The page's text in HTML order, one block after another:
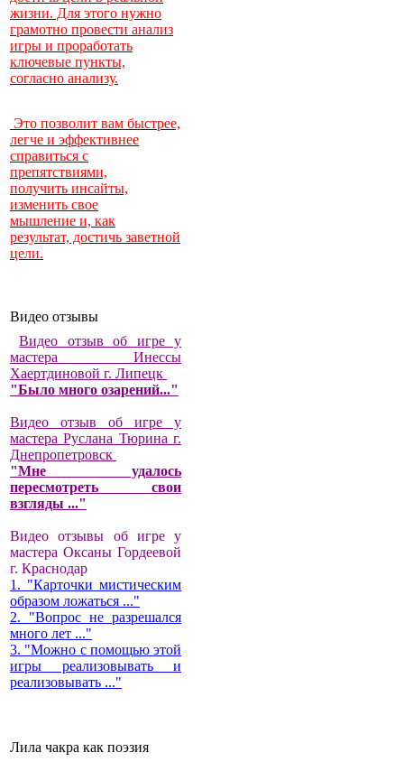
жизни. Для этого нужно
грамотно провести анализ
игры и проработать
ключевые пункты,
согласно анализу.
Это позволит вам быстрее,
легче и эффективнее
справиться с
препятствиями,
получить инсайты,
изменить свое
мышление и, как
результат, достичь заветной
цели.
Видео отзывы
Видео отзыв об игре у
мастера Инессы
Хаертдиновой г. Липецк
"Было много озарений..."
Видео отзыв об игре у
мастера Руслана Тюрина г.
Днепропетровск
"Мне удалось
пересмотреть свои
взгляды ..."
Видео отзывы об игре у
мастера Оксаны Гордеевой
г. Краснодар
1. "Карточки мистическим
образом ложаться ..."
2. "Вопрос не разрешался
много лет ..."
3. "Можно с помощью этой
игры реализовывать и
реализовывать ..."
Лила чакра как поэзия